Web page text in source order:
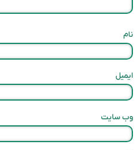
نام
ایمیل
وب‌ سایت